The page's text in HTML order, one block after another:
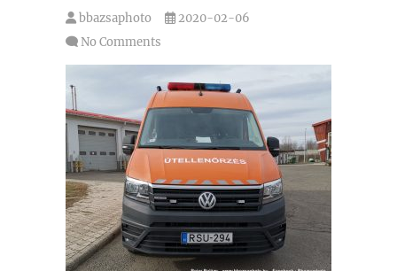
bbazsaphoto
2020-02-06
No Comments